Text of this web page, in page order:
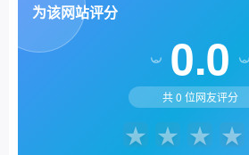
为该网站评分
0.0
共0 位网友评分